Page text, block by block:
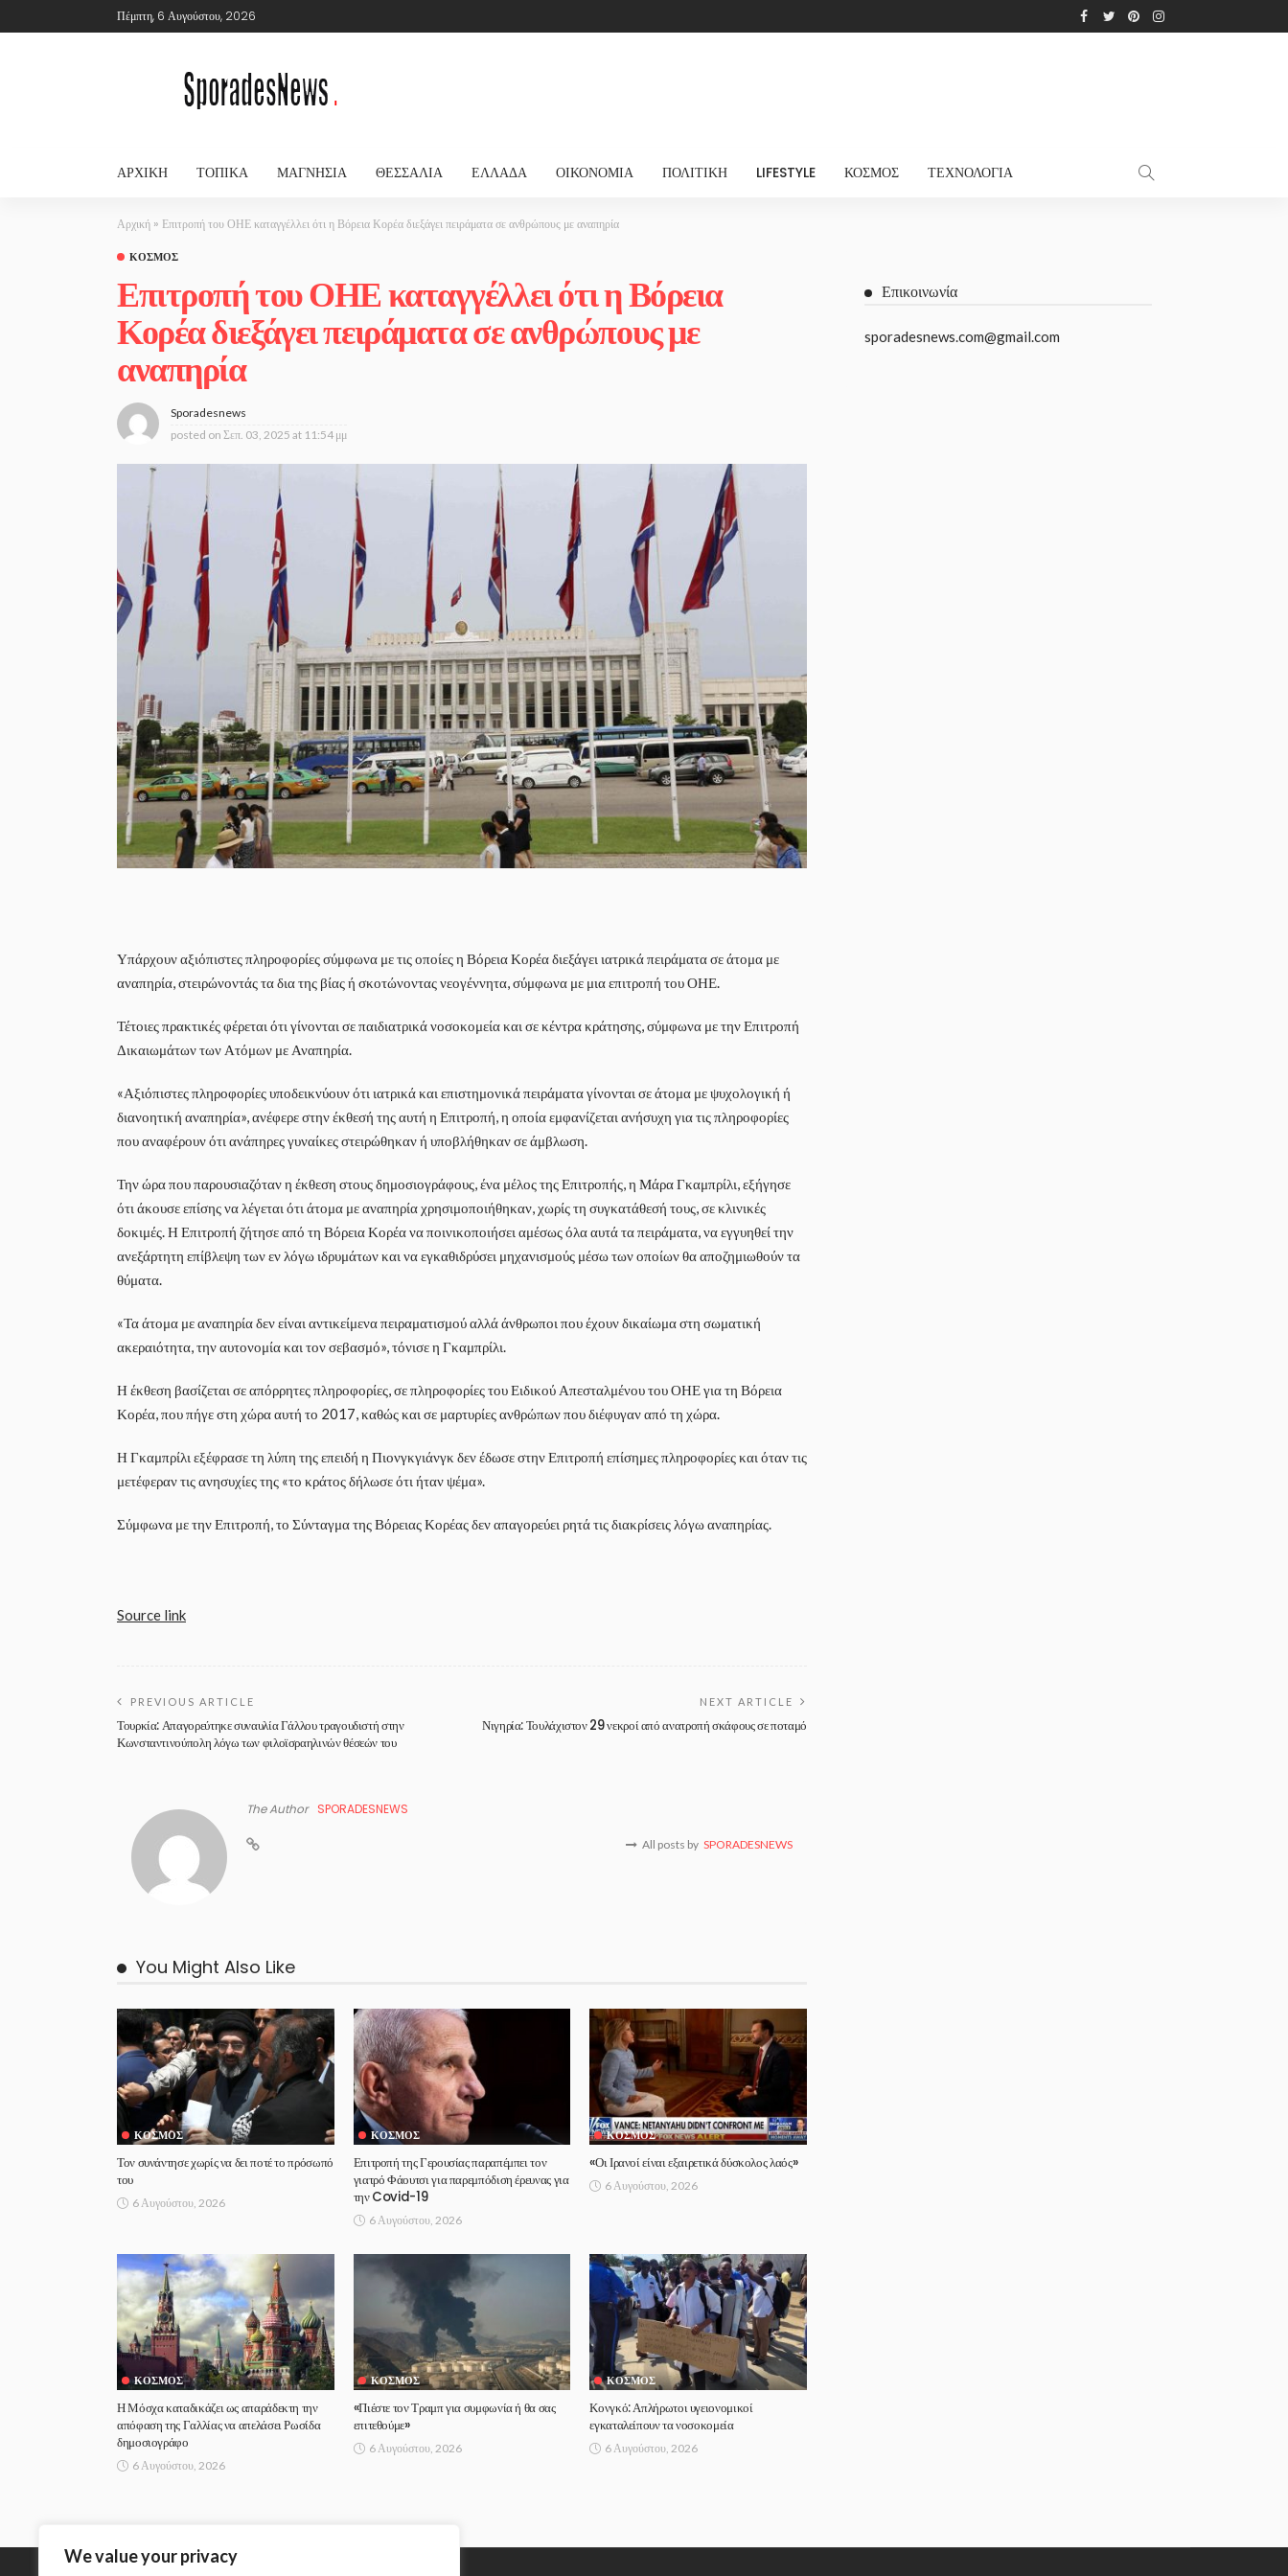
We value your privacy
Πέμπτη, 6 Αυγούστου, 2026
ΑΡΧΙΚΉ ΤΟΠΙΚΆ ΜΑΓΝΗΣΊΑ ΘΕΣΣΑΛΊΑ ΕΛΛΆΔΑ ΟΙΚΟΝΟΜΊΑ ΠΟΛΙΤΙΚΉ LIFESTYLE ΚΌΣΜΟΣ ΤΕΧΝΟΛΟΓΊΑ
Αρχική » Επιτροπή του ΟΗΕ καταγγέλλει ότι η Βόρεια Κορέα διεξάγει πειράματα σε ανθρώπους με αναπηρία
ΚΌΣΜΟΣ
Επιτροπή του ΟΗΕ καταγγέλλει ότι η Βόρεια
Κορέα διεξάγει πειράματα σε ανθρώπους με
αναπηρία
Sporadesnews
posted on Σεπ. 03, 2025 at 11:54 μμ
Υπάρχουν αξιόπιστες πληροφορίες σύμφωνα με τις οποίες η Βόρεια Κορέα διεξάγει ιατρικά πειράματα σε άτομα με
αναπηρία, στειρώνοντάς τα δια της βίας ή σκοτώνοντας νεογέννητα, σύμφωνα με μια επιτροπή του ΟΗΕ.
Τέτοιες πρακτικές φέρεται ότι γίνονται σε παιδιατρικά νοσοκομεία και σε κέντρα κράτησης, σύμφωνα με την Επιτροπή
Δικαιωμάτων των Ατόμων με Αναπηρία.
«Αξιόπιστες πληροφορίες υποδεικνύουν ότι ιατρικά και επιστημονικά πειράματα γίνονται σε άτομα με ψυχολογική ή
διανοητική αναπηρία», ανέφερε στην έκθεσή της αυτή η Επιτροπή, η οποία εμφανίζεται ανήσυχη για τις πληροφορίες
που αναφέρουν ότι ανάπηρες γυναίκες στειρώθηκαν ή υποβλήθηκαν σε άμβλωση.
Την ώρα που παρουσιαζόταν η έκθεση στους δημοσιογράφους, ένα μέλος της Επιτροπής, η Μάρα Γκαμπρίλι, εξήγησε
ότι άκουσε επίσης να λέγεται ότι άτομα με αναπηρία χρησιμοποιήθηκαν, χωρίς τη συγκατάθεσή τους, σε κλινικές
δοκιμές. Η Επιτροπή ζήτησε από τη Βόρεια Κορέα να ποινικοποιήσει αμέσως όλα αυτά τα πειράματα, να εγγυηθεί την
ανεξάρτητη επίβλεψη των εν λόγω ιδρυμάτων και να εγκαθιδρύσει μηχανισμούς μέσω των οποίων θα αποζημιωθούν τα
θύματα.
«Τα άτομα με αναπηρία δεν είναι αντικείμενα πειραματισμού αλλά άνθρωποι που έχουν δικαίωμα στη σωματική
ακεραιότητα, την αυτονομία και τον σεβασμό», τόνισε η Γκαμπρίλι.
Η έκθεση βασίζεται σε απόρρητες πληροφορίες, σε πληροφορίες του Ειδικού Απεσταλμένου του ΟΗΕ για τη Βόρεια
Κορέα, που πήγε στη χώρα αυτή το 2017, καθώς και σε μαρτυρίες ανθρώπων που διέφυγαν από τη χώρα.
Η Γκαμπρίλι εξέφρασε τη λύπη της επειδή η Πιονγκγιάνγκ δεν έδωσε στην Επιτροπή επίσημες πληροφορίες και όταν τις
μετέφεραν τις ανησυχίες της «το κράτος δήλωσε ότι ήταν ψέμα».
Σύμφωνα με την Επιτροπή, το Σύνταγμα της Βόρειας Κορέας δεν απαγορεύει ρητά τις διακρίσεις λόγω αναπηρίας.
Source link
PREVIOUS ARTICLE
Τουρκία: Απαγορεύτηκε συναυλία Γάλλου τραγουδιστή στην
Κωνσταντινούπολη λόγω των φιλοϊσραηλινών θέσεών του
NEXT ARTICLE
Νιγηρία: Τουλάχιστον 29 νεκροί από ανατροπή σκάφους σε ποταμό
The Author SPORADESNEWS
All posts by SPORADESNEWS
You Might Also Like
ΚΌΣΜΟΣ
Τον συνάντησε χωρίς να δει ποτέ το πρόσωπό
του
6 Αυγούστου, 2026
ΚΌΣΜΟΣ
Επιτροπή της Γερουσίας παραπέμπει τον
γιατρό Φάουτσι για παρεμπόδιση έρευνας για
την Covid-19
6 Αυγούστου, 2026
ΚΌΣΜΟΣ
«Οι Ιρανοί είναι εξαιρετικά δύσκολος λαός»
6 Αυγούστου, 2026
ΚΌΣΜΟΣ
Η Μόσχα καταδικάζει ως απαράδεκτη την
απόφαση της Γαλλίας να απελάσει Ρωσίδα
δημοσιογράφο
6 Αυγούστου, 2026
ΚΌΣΜΟΣ
«Πιέστε τον Τραμπ για συμφωνία ή θα σας
επιτεθούμε»
6 Αυγούστου, 2026
ΚΌΣΜΟΣ
Κονγκό: Απλήρωτοι υγειονομικοί
εγκαταλείπουν τα νοσοκομεία
6 Αυγούστου, 2026
Επικοινωνία
sporadesnews.com@gmail.com